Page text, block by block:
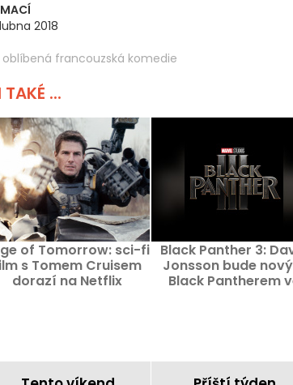
2018
francouzská komedie
TAKÉ ...
of Tomorrow: sci-fi
s Tomem Cruisem
dorazí na Netflix
Black Panther 3:
Jonsson bude
Black Pantherem